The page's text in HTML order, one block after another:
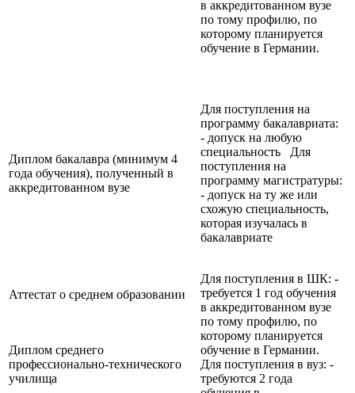
в аккредитованном вузе
по тому профилю, по
которому планируется
обучение в Германии.
Диплом бакалавра (минимум 4
года обучения), полученный в
аккредитованном вузе
Для поступления на
программу бакалавриата:
- допуск на любую
специальность Для
поступления на
программу магистратуры:
- допуск на ту же или
схожую специальность,
которая изучалась в
бакалавриате
Аттестат о среднем образовании
Для поступления в ШК: -
требуется 1 год обучения
в аккредитованном вузе
по тому профилю, по
которому планируется
обучение в Германии.
Для поступления в вуз: -
требуются 2 года
Диплом среднего
профессионально-технического
училища